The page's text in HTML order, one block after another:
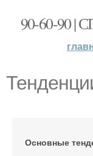
90-60-90
Основные